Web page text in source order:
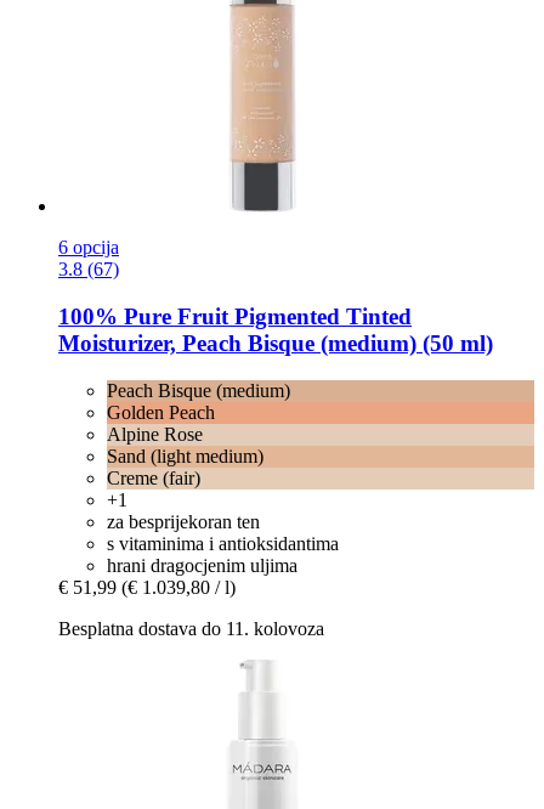
6 opcija
3.8 (67)
100% Pure Fruit Pigmented Tinted
Moisturizer, Peach Bisque (medium) (50 ml)
Peach Bisque (medium)
Golden Peach
Alpine Rose
Sand (light medium)
Creme (fair)
+1
za besprijekoran ten
s vitaminima i antioksidantima
hrani dragocjenim uljima
€ 51,99 (€ 1.039,80 / l)
Besplatna dostava do 11. kolovoza